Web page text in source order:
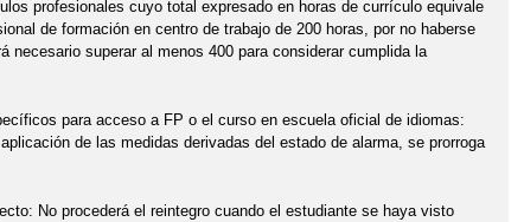
profesionales cuyo total expresado en horas de currículo equivale
de formación en centro de trabajo de 200 horas, por no haberse
necesario superar al menos 400 para considerar cumplida la
para acceso a FP o el curso en escuela oficial de idiomas:
de las medidas derivadas del estado de alarma, se prorroga
No procederá el reintegro cuando el estudiante se haya visto